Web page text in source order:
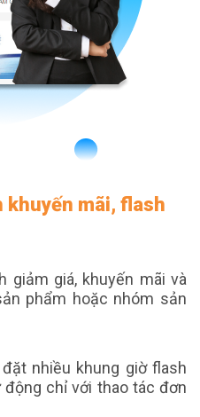
khuyến mãi, flash
giảm giá, khuyến mãi và
phẩm hoặc nhóm sản
nhiều khung giờ flash
chỉ với thao tác đơn